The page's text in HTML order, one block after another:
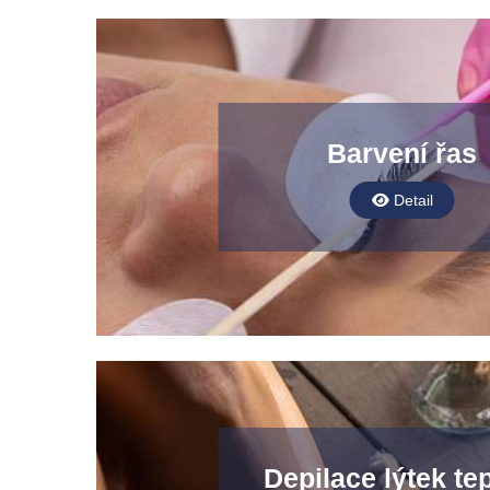
Barvení řas
Detail
Depilace lýtek